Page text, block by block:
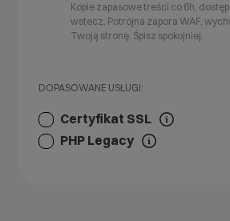
Kopie zapasowe treści co 6h,
wstecz. Potrójna zapora WAF,
Twoją stronę. Śpisz spokojniej.
DOPASOWANE USŁUGI:
Certyfikat SSL
PHP Legacy